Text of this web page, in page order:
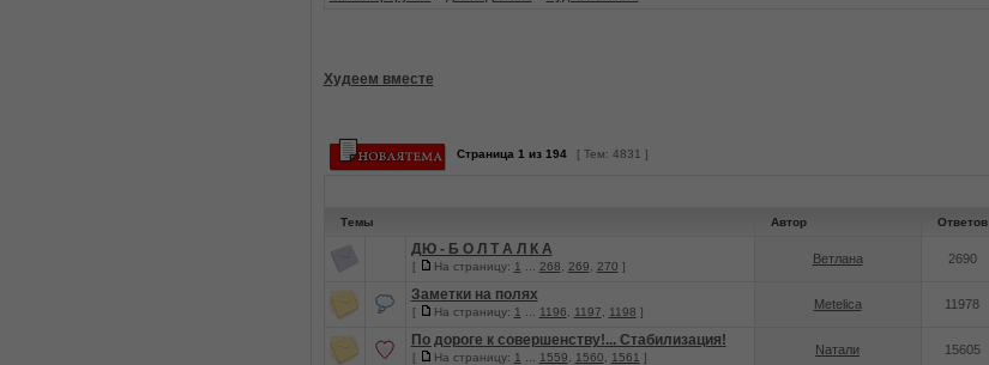
Худеем вместе
Страница 1 из 194 [ Тем: 4831 ]
Темы Автор Ответов
ДЮ - Б О Л Т А Л К А
[ На страницу: 1 268 269 270 ]
Ветлана 2690
Заметки на полях
[ На страницу: 1 1196 1197 1198 ]
Metelica 11978
По дороге к совершенству!... Стабилизация!
[ На страницу: 1 1559 1560 1561 ]
Nатали 15605